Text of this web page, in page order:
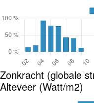
Zonkracht (globale
Alteveer (Watt/m2)